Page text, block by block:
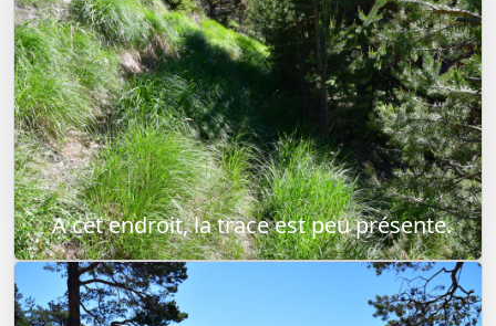
A cet endroit, la trace est peu présente.